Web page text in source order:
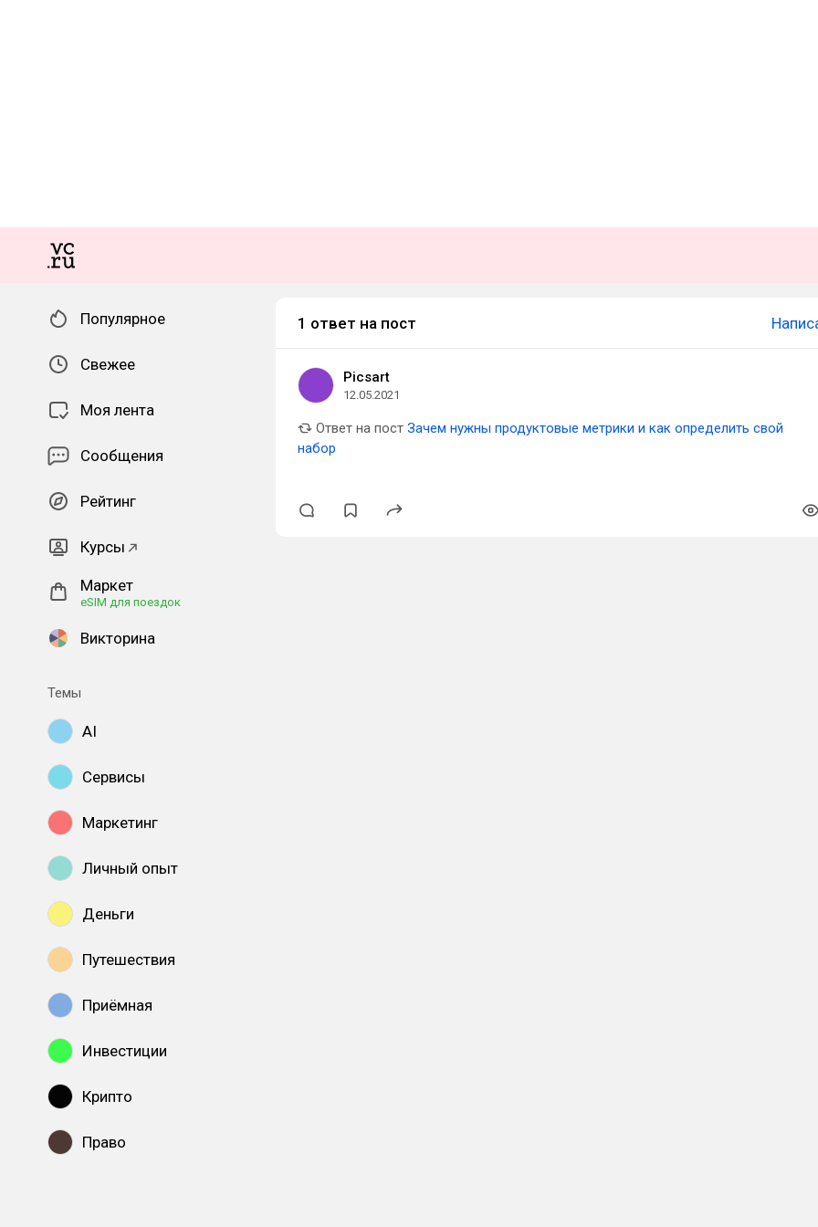
Популярное
Свежее
Моя лента
Сообщения
Рейтинг
Курсы
Маркет
eSIM для поездок
Викторина
Темы
AI
Сервисы
Маркетинг
Личный опыт
Деньги
Путешествия
Приёмная
Инвестиции
Крипто
Право
1 ответ на пост
Picsart
12.05.2021
Ответ на пост Зачем нужны продуктовые метрики и как определить свой
набор